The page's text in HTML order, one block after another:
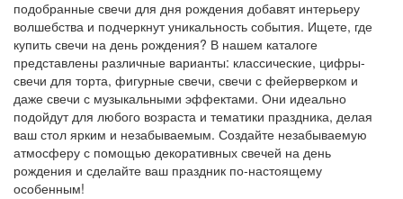
подобранные свечи для дня рождения добавят интерьеру
волшебства и подчеркнут уникальность события. Ищете, где
купить свечи на день рождения? В нашем каталоге
представлены различные варианты: классические, цифры-
свечи для торта, фигурные свечи, свечи с фейерверком и
даже свечи с музыкальными эффектами. Они идеально
подойдут для любого возраста и тематики праздника, делая
ваш стол ярким и незабываемым. Создайте незабываемую
атмосферу с помощью декоративных свечей на день
рождения и сделайте ваш праздник по-настоящему
особенным!